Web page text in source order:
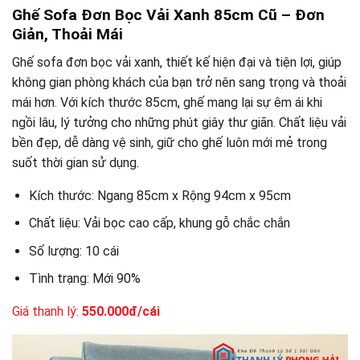
Ghế Sofa Đơn Bọc Vải Xanh 85cm Cũ – Đơn
Giản, Thoải Mái
Ghế sofa đơn bọc vải xanh, thiết kế hiện đại và tiện lợi, giúp
không gian phòng khách của bạn trở nên sang trọng và thoải
mái hơn. Với kích thước 85cm, ghế mang lại sự êm ái khi
ngồi lâu, lý tưởng cho những phút giây thư giãn. Chất liệu vải
bền đẹp, dễ dàng vệ sinh, giữ cho ghế luôn mới mẻ trong
suốt thời gian sử dụng.
Kích thước: Ngang 85cm x Rộng 94cm x 95cm
Chất liệu: Vải bọc cao cấp, khung gỗ chắc chắn
Số lượng: 10 cái
Tình trạng: Mới 90%
Giá thanh lý: 550.000đ/cái